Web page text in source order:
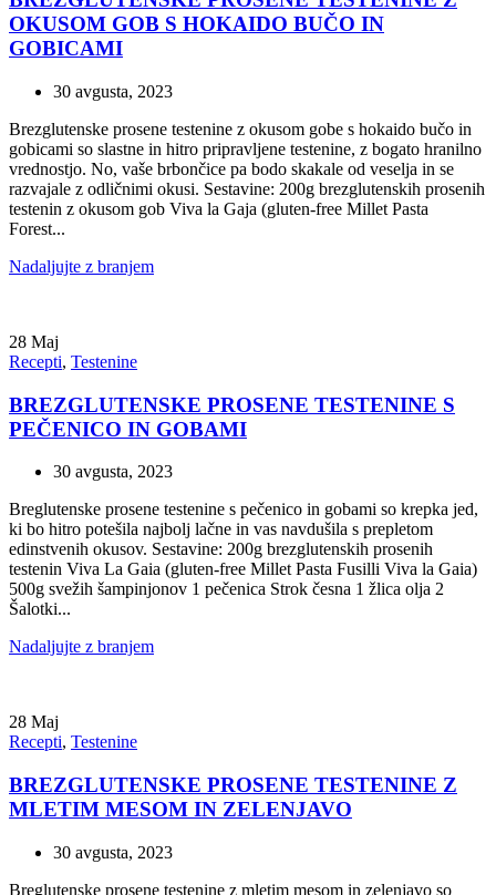
OKUSOM GOB S HOKAIDO BUČO IN
GOBICAMI
30 avgusta, 2023
Brezglutenske prosene testenine z okusom gobe s hokaido bučo in
gobicami so slastne in hitro pripravljene testenine, z bogato hranilno
vrednostjo. No, vaše brbončice pa bodo skakale od veselja in se
razvajale z odličnimi okusi. Sestavine: 200g brezglutenskih prosenih
testenin z okusom gob Viva la Gaja (gluten-free Millet Pasta
Forest...
Nadaljujte z branjem
28 Maj
Recepti, Testenine
BREZGLUTENSKE PROSENE TESTENINE S
PEČENICO IN GOBAMI
30 avgusta, 2023
Breglutenske prosene testenine s pečenico in gobami so krepka jed,
ki bo hitro potešila najbolj lačne in vas navdušila s prepletom
edinstvenih okusov. Sestavine: 200g brezglutenskih prosenih
testenin Viva La Gaia (gluten-free Millet Pasta Fusilli Viva la Gaia)
500g svežih šampinjonov 1 pečenica Strok česna 1 žlica olja 2
Šalotki...
Nadaljujte z branjem
28 Maj
Recepti, Testenine
BREZGLUTENSKE PROSENE TESTENINE Z
MLETIM MESOM IN ZELENJAVO
30 avgusta, 2023
Breglutenske prosene testenine z mletim mesom in zelenjavo so